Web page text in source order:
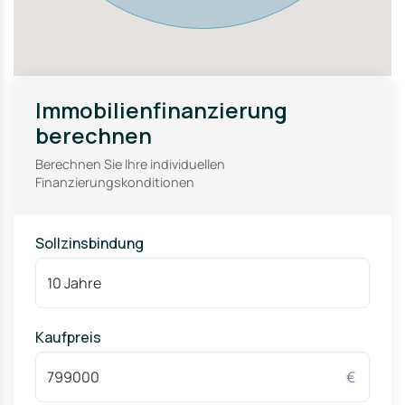
Immobilienfinanzierung
berechnen
Berechnen Sie Ihre individuellen
Finanzierungskonditionen
Sollzinsbindung
Kaufpreis
€